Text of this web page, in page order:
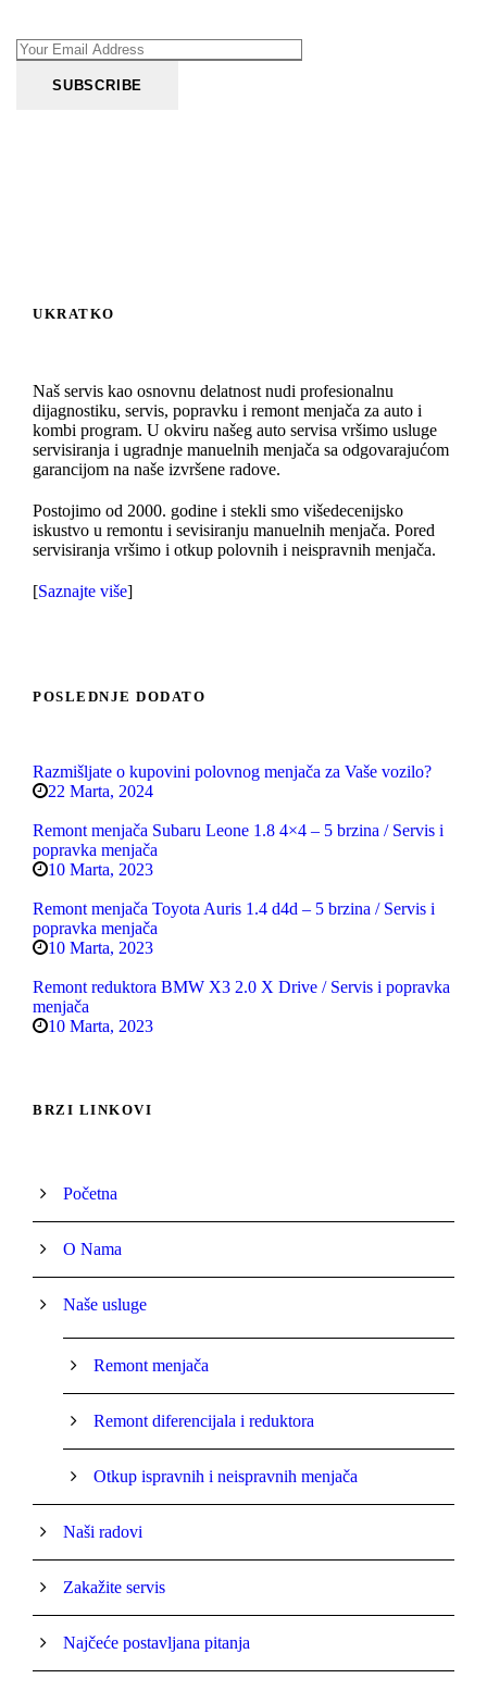
UKRATKO
Naš servis kao osnovnu delatnost nudi profesionalnu
dijagnostiku, servis, popravku i remont menjača za auto i
kombi program. U okviru našeg auto servisa vršimo usluge
servisiranja i ugradnje manuelnih menjača sa odgovarajućom
garancijom na naše izvršene radove.
Postojimo od 2000. godine i stekli smo višedecenijsko
iskustvo u remontu i sevisiranju manuelnih menjača. Pored
servisiranja vršimo i otkup polovnih i neispravnih menjača.
[Saznajte više]
POSLEDNJE DODATO
Razmišljate o kupovini polovnog menjača za Vaše vozilo?
22 Marta, 2024
Remont menjača Subaru Leone 1.8 4×4 – 5 brzina / Servis i
popravka menjača
10 Marta, 2023
Remont menjača Toyota Auris 1.4 d4d – 5 brzina / Servis i
popravka menjača
10 Marta, 2023
Remont reduktora BMW X3 2.0 X Drive / Servis i popravka
menjača
10 Marta, 2023
BRZI LINKOVI
Početna
O Nama
Naše usluge
Remont menjača
Remont diferencijala i reduktora
Otkup ispravnih i neispravnih menjača
Naši radovi
Zakažite servis
Najčeće postavljana pitanja